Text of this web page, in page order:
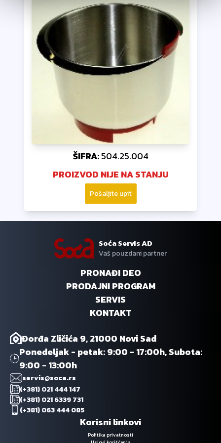
ŠIFRA: 504.25.004
PROIZVOD NIJE NA STANJU
Pošaljite upit
Soća Servis AD
Vaš pouzdani partner
PRONAĐI DEO
PRODAJNI PROGRAM
SERVIS
KONTAKT
Đorđa Zličića 9, 21000 Novi Sad
Ponedeljak - petak: 9:00 - 17:00h, Subota:
9:00 - 13:00h
servis@soca.rs
(+381) 021 444 147
(+381) 021 6339 731
(+381) 063 444 085
Korisni linkovi
Politika privatnosti